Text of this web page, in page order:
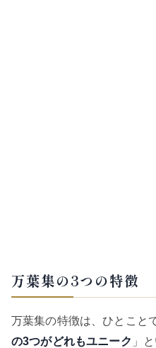
万葉集の3つの特徴
万葉集の特徴は、ひとこと
の3つがどれもユニーク 」